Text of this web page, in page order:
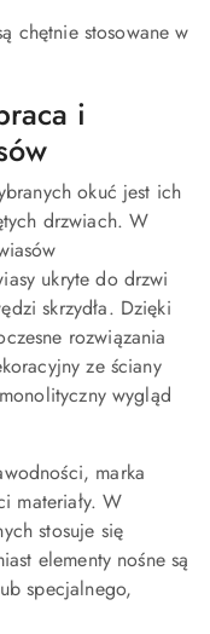
chętnie stosowane w
i
okuć jest ich
drzwiach. W
ukryte do drzwi
skrzydła. Dzięki
rozwiązania
ze ściany
wygląd
marka
materiały. W
stosuje się
elementy nośne są
specjalnego,